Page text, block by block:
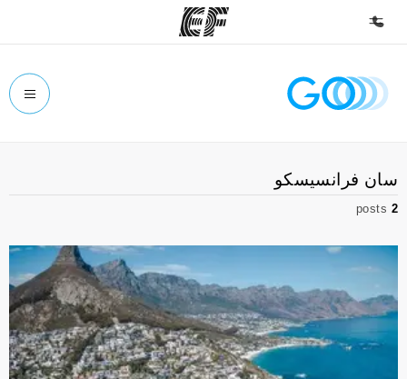
الصفحة الرئيسية
شاهد كل ما نقوم به
مكاتب
أعثر على مكتب قريب منك
نبذة عنا
من نحن
وظائف
سان فرانسيسكو
2
posts